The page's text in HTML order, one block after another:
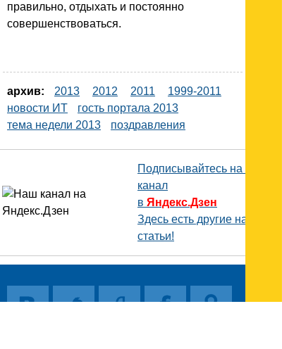
правильно, отдыхать и постоянно
совершенствоваться.
архив: 2013 2012 2011
1999-2011
новости ИТ
гость портала 2013
тема недели 2013
поздравления
Подписывайтесь на наш
канал
в Яндекс.Дзен
Здесь есть другие наши
статьи!